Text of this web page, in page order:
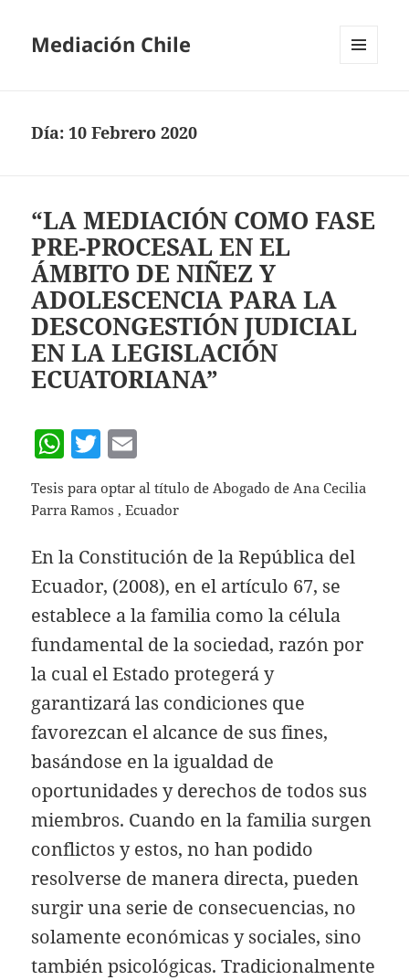
Mediación Chile
Día: 10 Febrero 2020
“LA MEDIACIÓN COMO FASE
PRE-PROCESAL EN EL
ÁMBITO DE NIÑEZ Y
ADOLESCENCIA PARA LA
DESCONGESTIÓN JUDICIAL
EN LA LEGISLACIÓN
ECUATORIANA”
W
at
A
p
p
T
itt
m
ai
Tesis para optar al título de Abogado de Ana Cecilia
Parra Ramos , Ecuador
En la Constitución de la República del
Ecuador, (2008), en el artículo 67, se
establece a la familia como la célula
fundamental de la sociedad, razón por
la cual el Estado protegerá y
garantizará las condiciones que
favorezcan el alcance de sus fines,
basándose en la igualdad de
oportunidades y derechos de todos sus
miembros. Cuando en la familia surgen
conflictos y estos, no han podido
resolverse de manera directa, pueden
surgir una serie de consecuencias, no
solamente económicas y sociales, sino
también psicológicas. Tradicionalmente